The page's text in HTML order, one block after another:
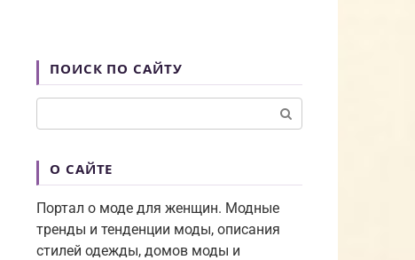
ПОИСК ПО САЙТУ
О САЙТЕ
Портал о моде для женщин. Модные
тренды и тенденции моды, описания
стилей одежды, домов моды и